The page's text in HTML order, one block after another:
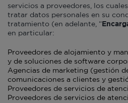
servicios a proveedores, los
tratar datos personales en su
tratamiento (en adelante, “
en particular:
Proveedores de alojamiento y
y de soluciones de software
Agencias de marketing (gestión
comunicaciones a clientes y
Proveedores de servicios de
Proveedores de servicios de